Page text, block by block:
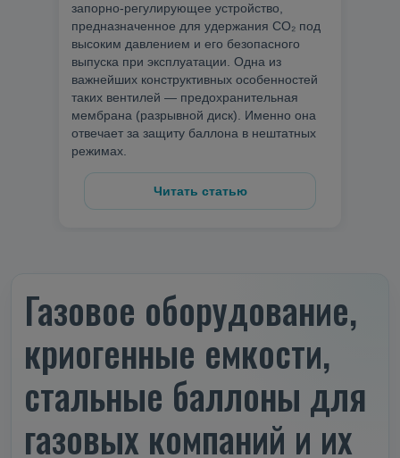
запорно-регулирующее устройство,
предназначенное для удержания CO₂ под
высоким давлением и его безопасного
выпуска при эксплуатации. Одна из
важнейших конструктивных особенностей
таких вентилей — предохранительная
мембрана (разрывной диск). Именно она
отвечает за защиту баллона в нештатных
режимах.
Читать статью
Газовое оборудование,
криогенные емкости,
стальные баллоны для
газовых компаний и их